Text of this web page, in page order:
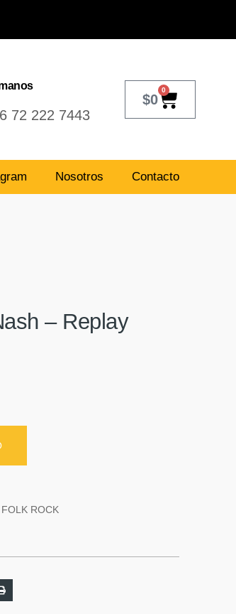
72 222 7443
$0
0
Nosotros Contacto
– Replay
FOLK ROCK